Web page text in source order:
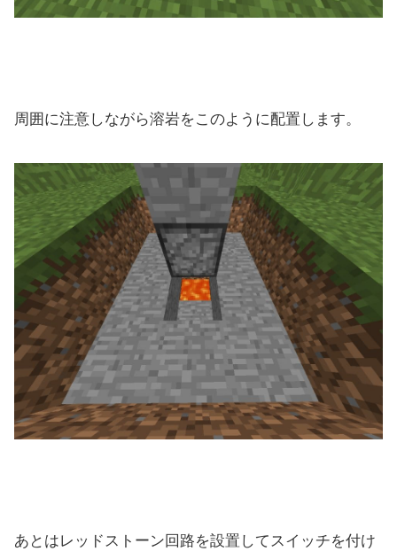
周囲に注意しながら溶岩をこのように配置します。
あとはレッドストーン回路を設置してスイッチを付け